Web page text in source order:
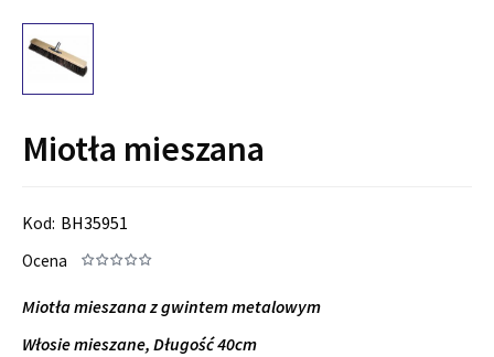
Miotła mieszana
Kod: BH35951
Ocena
Miotła mieszana z gwintem metalowym
Włosie mieszane, Długość 40cm